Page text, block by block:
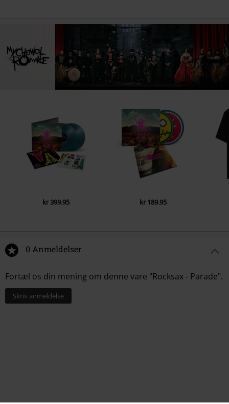
kr 399.95 kr 189.95
0 Anmeldelser
Fortæl os din mening om denne vare "Rocksax - Parade".
Skriv anmeldelse